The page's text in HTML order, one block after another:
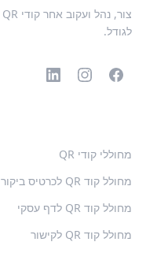
לגודל.
מחוללי קודי QR
מחולל קוד QR לכרטיס ביקור
מחולל קוד QR לדף עסקי
מחולל קוד QR לקישור